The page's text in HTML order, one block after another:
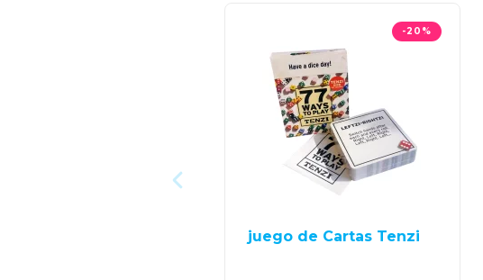
-20%
juego de Cartas Tenzi